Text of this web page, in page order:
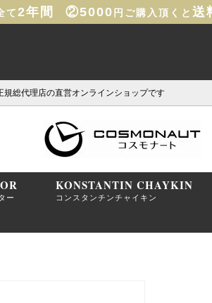
て2年間 ②5000 円ご購入頂くと 送
総代理店の直営オンラインショップです
ー
KONSTANTIN CHAYKIN
コンスタンチンチャイキン